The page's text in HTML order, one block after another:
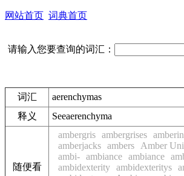
网站首页 词典首页
请输入您要查询的词汇：
词汇
aerenchymas
释义
Seeaerenchyma
随便看
ambergris ambergrises
amberjacks ambers Amber
ambi- ambiance ambiance
ambidexterity ambidexteritys